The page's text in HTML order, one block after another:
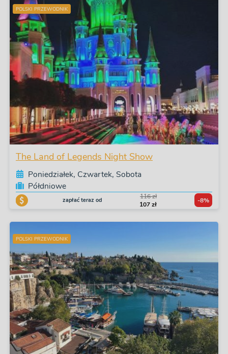
POLSKI PRZEWODNIK
The Land of Legends Night Show
Poniedziałek, Czwartek, Sobota
Półdniowe
zapłać teraz od
116 zł
107 zł
-8%
POLSKI PRZEWODNIK